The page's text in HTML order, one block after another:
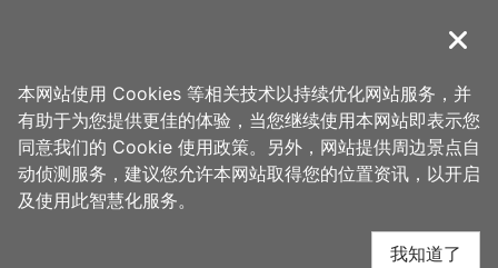
導覽
首页 > 想去的地方 > 美食、购物 > 美食快搜
陈秋刚绵绵冰
人气：5772
关闭
本网站使用 Cookies 等相关技术以持续优化网站服务，并
有助于为您提供更佳的体验，当您继续使用本网站即表示您
同意我们的 Cookie 使用政策。另外，网站提供周边景点自
动侦测服务，建议您允许本网站取得您的位置资讯，以开启
及使用此智慧化服务。
我知道了